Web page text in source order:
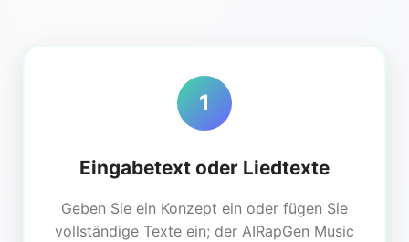
1
Eingabetext oder Liedtexte
Geben Sie ein Konzept ein oder fügen Sie
vollständige Texte ein; der AIRapGen Music